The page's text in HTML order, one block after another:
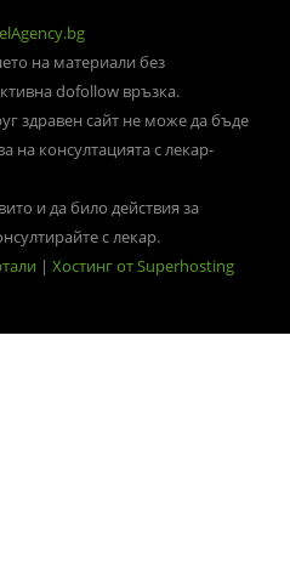
на материали без
dofollow връзка.
здравен сайт не може да бъде
на консултацията с лекар-
и да било действия за
с лекар.
| Хостинг от Superhosting